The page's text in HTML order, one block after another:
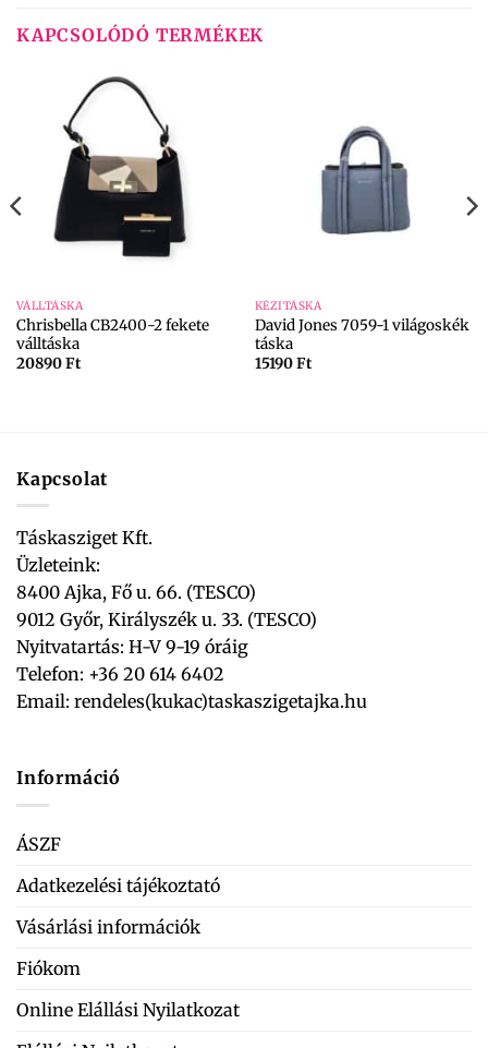
KAPCSOLÓDÓ TERMÉKEK
VÁLLTÁSKA
Chrisbella CB2400-2 fekete
válltáska
20890Ft
KÉZITÁSKA
David Jones 7059-1 világoskék
táska
15190Ft
Kapcsolat
Táskasziget Kft.
Üzleteink:
8400 Ajka, Fő u. 66. (TESCO)
9012 Győr, Királyszék u. 33. (TESCO)
Nyitvatartás: H-V 9-19 óráig
Telefon: +36 20 614 6402
Email: rendeles(kukac)taskaszigetajka.hu
Információ
ÁSZF
Adatkezelési tájékoztató
Vásárlási információk
Fiókom
Online Elállási Nyilatkozat